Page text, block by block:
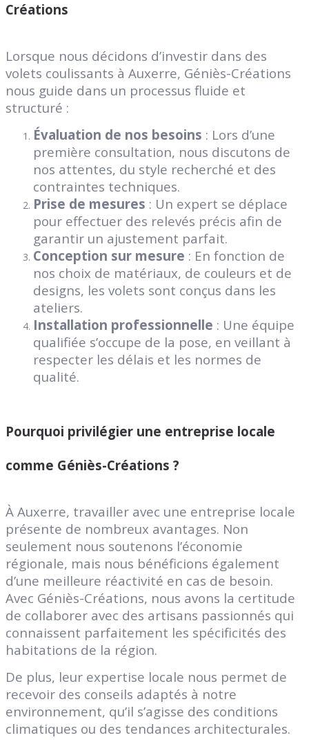
Créations
Lorsque nous décidons d’investir dans des
volets coulissants à Auxerre, Géniès-Créations
nous guide dans un processus fluide et
structuré :
Évaluation de nos besoins : Lors d’une
première consultation, nous discutons de
nos attentes, du style recherché et des
contraintes techniques.
Prise de mesures : Un expert se déplace
pour effectuer des relevés précis afin de
garantir un ajustement parfait.
Conception sur mesure : En fonction de
nos choix de matériaux, de couleurs et de
designs, les volets sont conçus dans les
ateliers.
Installation professionnelle : Une équipe
qualifiée s’occupe de la pose, en veillant à
respecter les délais et les normes de
qualité.
Pourquoi privilégier une entreprise locale
comme Géniès-Créations ?
À Auxerre, travailler avec une entreprise locale
présente de nombreux avantages. Non
seulement nous soutenons l’économie
régionale, mais nous bénéficions également
d’une meilleure réactivité en cas de besoin.
Avec Géniès-Créations, nous avons la certitude
de collaborer avec des artisans passionnés qui
connaissent parfaitement les spécificités des
habitations de la région.
De plus, leur expertise locale nous permet de
recevoir des conseils adaptés à notre
environnement, qu’il s’agisse des conditions
climatiques ou des tendances architecturales.